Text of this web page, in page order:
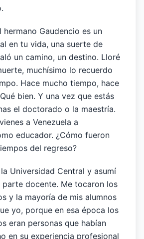
hermano Gaudencio es un
en tu vida, una suerte de
un camino, un destino. Lloré
muchísimo lo recuerdo
Hace mucho tiempo, hace
bien. Y una vez que estás
el doctorado o la maestría.
a Venezuela a
educador. ¿Cómo fueron
del regreso?
Universidad Central y asumí
docente. Me tocaron los
y la mayoría de mis alumnos
yo, porque en esa época los
eran personas que habían
en su experiencia profesional